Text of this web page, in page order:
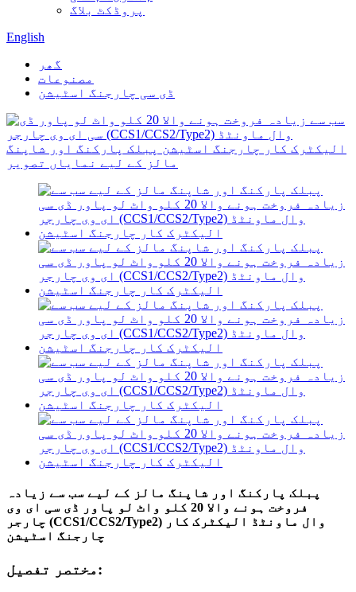
پروڈکٹ بلاگ
English
گھر
مصنوعات
ڈی سی چارجنگ اسٹیشن
پبلک پارکنگ اور شاپنگ مالز کے لیے سب سے زیادہ
فروخت ہونے والا 20 کلو واٹ لو پاور ڈی سی ای وی
چارجر (CCS1/CCS2/Type2) وال ماونٹڈ الیکٹرک کار
چارجنگ اسٹیشن
مختصر تفصیل: